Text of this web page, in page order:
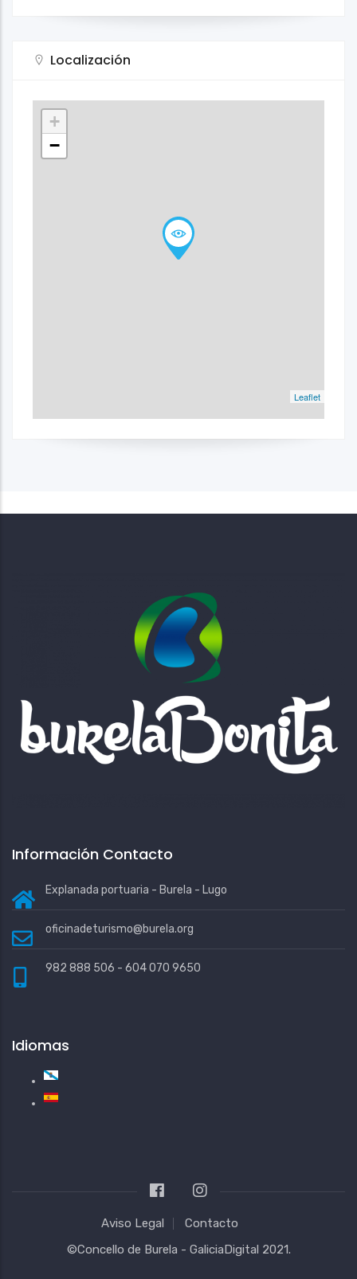
Localización
+
−
Leaflet
Información Contacto
Explanada portuaria - Burela - Lugo
oficinadeturismo@burela.org
982 888 506 - 604 070 9650
Idiomas
Aviso Legal
Contacto
©Concello de Burela - GaliciaDigital 2021.